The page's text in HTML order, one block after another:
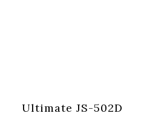
Ultimate JS-502D